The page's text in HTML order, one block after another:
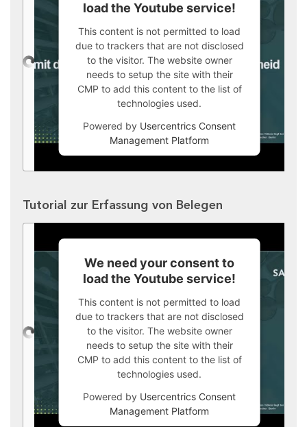
load the Youtube service!
This content is not permitted to load
due to trackers that are not disclosed
to the visitor. The website owner
needs to setup the site with their
CMP to add this content to the list of
technologies used.
Powered by Usercentrics Consent
Management Platform
Tutorial zur Erfassung von Belegen
We need your consent to
load the Youtube service!
This content is not permitted to load
due to trackers that are not disclosed
to the visitor. The website owner
needs to setup the site with their
CMP to add this content to the list of
technologies used.
Powered by Usercentrics Consent
Management Platform